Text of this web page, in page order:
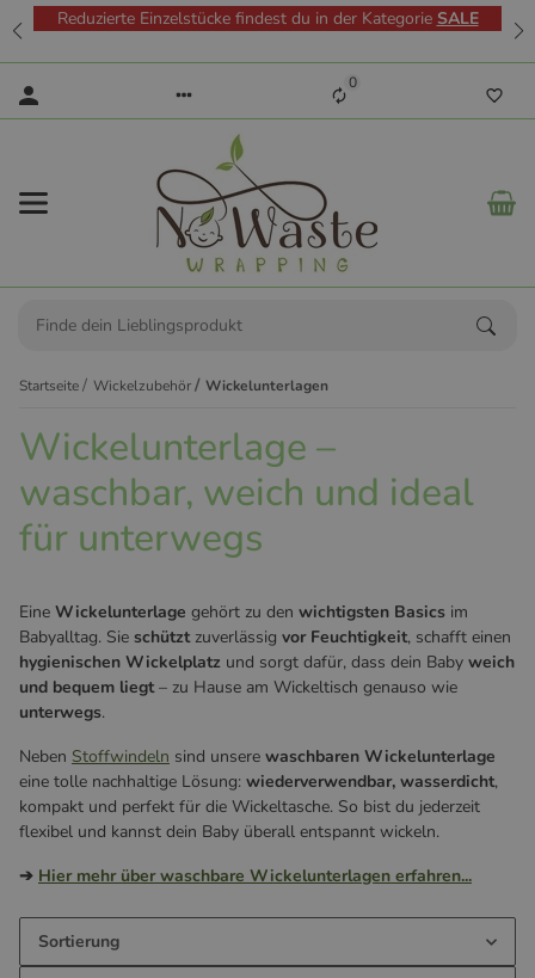
Reduzierte Einzelstücke findest du in der Kategorie SALE
0
Startseite Wickelzubehör Wickelunterlagen
Wickelunterlage –
waschbar, weich und ideal
für unterwegs
Eine Wickelunterlage gehört zu den wichtigsten Basics im
Babyalltag. Sie schützt zuverlässig vor Feuchtigkeit, schafft einen
hygienischen Wickelplatz und sorgt dafür, dass dein Baby weich
und bequem liegt– zu Hause am Wickeltisch genauso wie
unterwegs.
Neben Stoffwindeln sind unsere waschbaren Wickelunterlage
eine tolle nachhaltige Lösung: wiederverwendbar, wasserdicht,
kompakt und perfekt für die Wickeltasche. So bist du jederzeit
flexibel und kannst dein Baby überall entspannt wickeln.
➔ Hier mehr über waschbare Wickelunterlagen erfahren...
Sortierung